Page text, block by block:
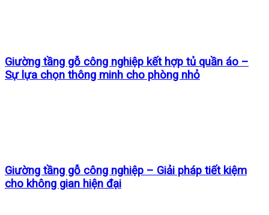
Giường tầng gỗ công nghiệp kết hợp tủ quần áo –
Sự lựa chọn thông minh cho phòng nhỏ
Giường tầng gỗ công nghiệp – Giải pháp tiết kiệm
cho không gian hiện đại